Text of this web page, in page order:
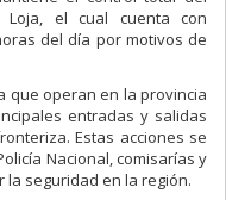
el cual cuenta con
del día por motivos de
que operan en la provincia
entradas y salidas
Estas acciones se
Nacional, comisarías y
seguridad en la región.